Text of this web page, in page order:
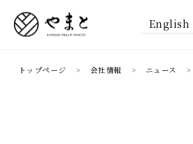
English
トップページ 会社情報 ニュース